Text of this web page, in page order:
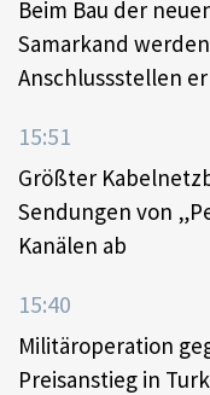
Beim Bau der
Samarkand
Anschlussstellen
15:51
Größter
Sendungen von
Kanälen ab
15:40
Militäroperation
Preisanstieg in